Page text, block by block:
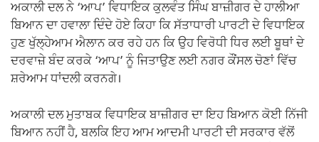
ਅਕਾਲੀ ਦਲ ਨੇ ‘ਆਪ’ ਵਿਧਾਇਕ ਕੁਲਵੰਤ ਸਿੰਘ ਬਾਜ਼ੀਗਰ ਦੇ ਹਾਲੀਆ
ਬਿਆਨ ਦਾ ਹਵਾਲਾ ਦਿੰਦੇ ਹੋਏ ਕਿਹਾ ਕਿ ਸੱਤਾਧਾਰੀ ਪਾਰਟੀ ਦੇ ਵਿਧਾਇਕ
ਹੁਣ ਖੁੱਲ੍ਹੇਆਮ ਐਲਾਨ ਕਰ ਰਹੇ ਹਨ ਕਿ ਉਹ ਵਿਰੋਧੀ ਧਿਰ ਲਈ ਬੂਥਾਂ ਦੇ
ਦਰਵਾਜ਼ੇ ਬੰਦ ਕਰਕੇ ‘ਆਪ’ ਨੂੰ ਜਿਤਾਉਣ ਲਈ ਨਗਰ ਕੌਂਸਲ ਚੋਣਾਂ ਵਿੱਚ
ਸ਼ਰੇਆਮ ਧਾਂਦਲੀ ਕਰਨਗੇ।
ਅਕਾਲੀ ਦਲ ਮੁਤਾਬਕ ਵਿਧਾਇਕ ਬਾਜ਼ੀਗਰ ਦਾ ਇਹ ਬਿਆਨ ਕੋਈ ਨਿੱਜੀ
ਬਿਆਨ ਨਹੀਂ ਹੈ, ਬਲਕਿ ਇਹ ਆਮ ਆਦਮੀ ਪਾਰਟੀ ਦੀ ਸਰਕਾਰ ਵੱਲੋਂ